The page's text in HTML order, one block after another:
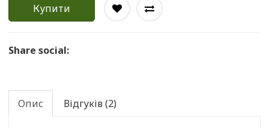
Купити
Share social:
Опис Відгуків (2)